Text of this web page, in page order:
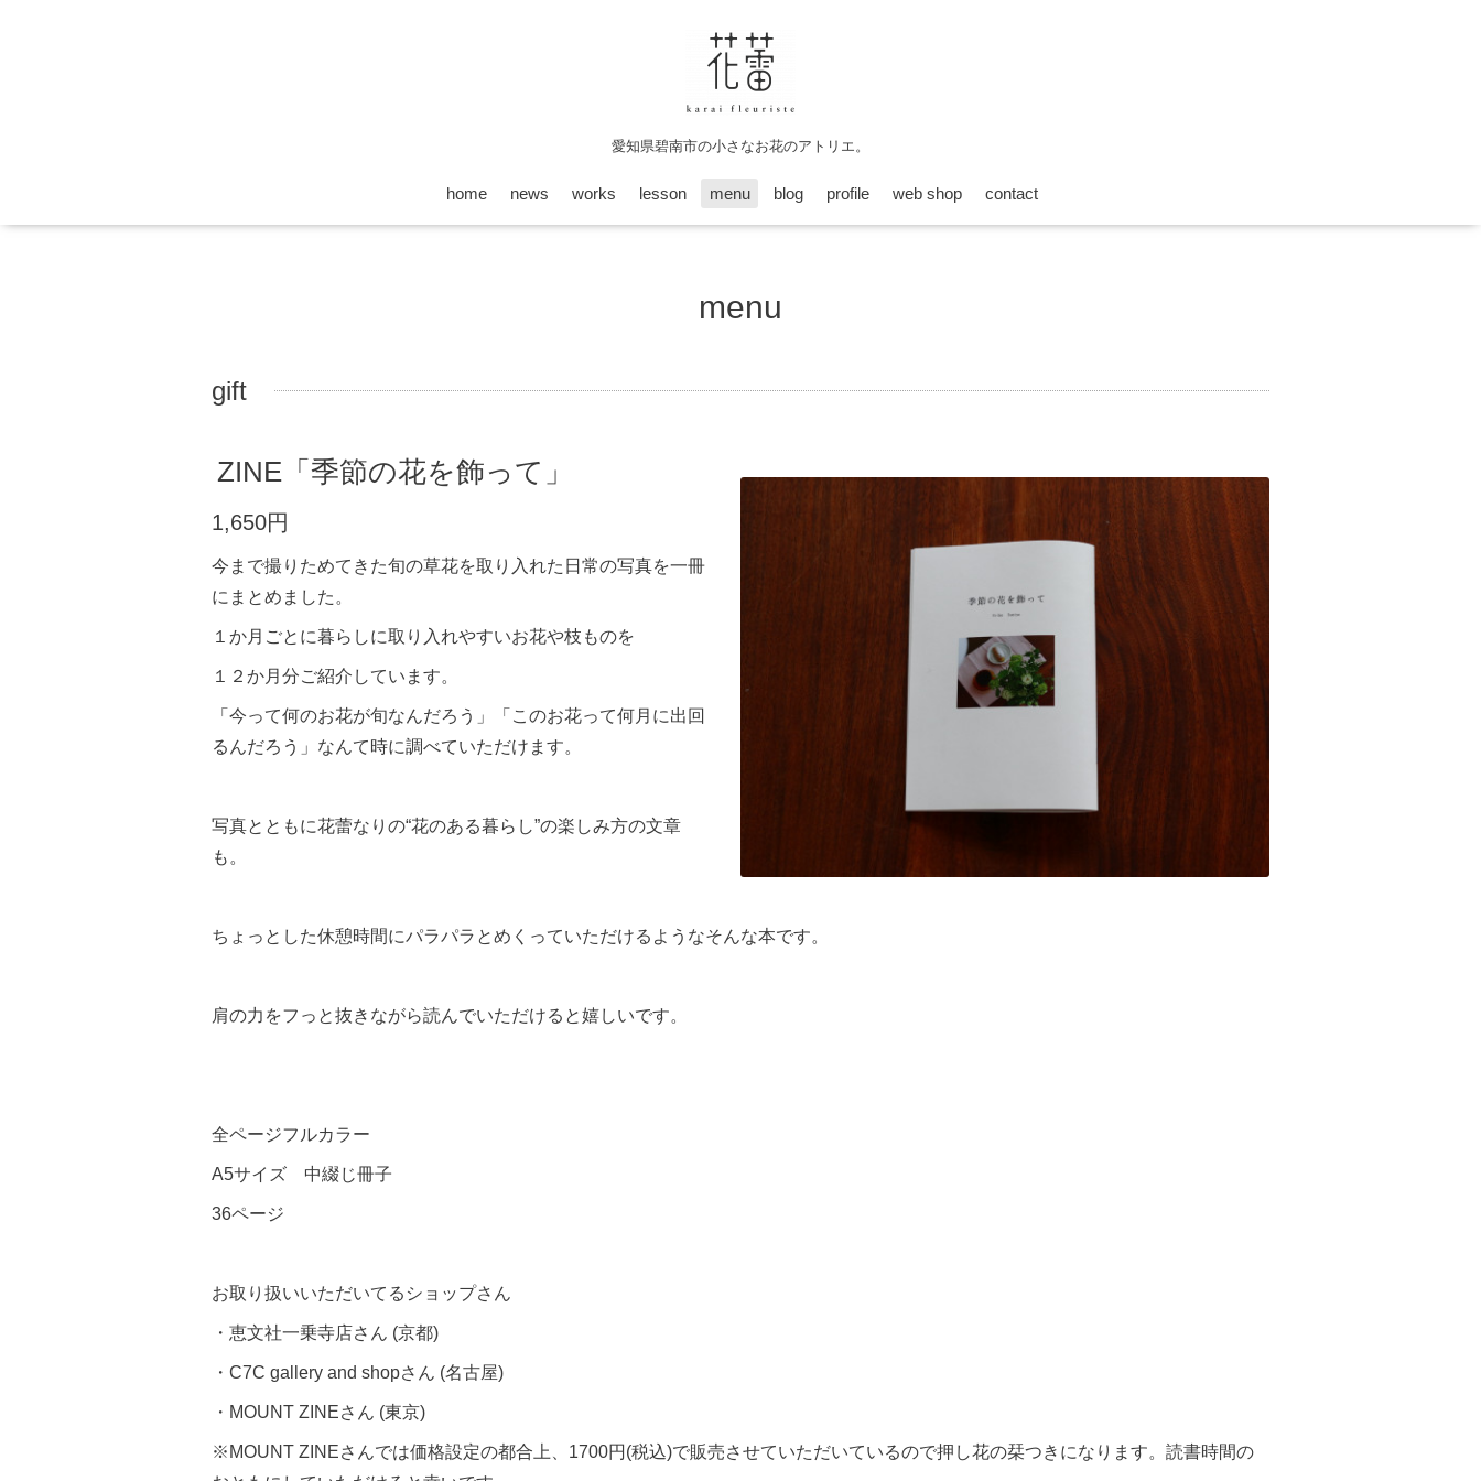
愛知県碧南市の小さなお花のアトリエ。
home news works lesson menu blog profile web shop contact
menu
gift
ZINE「季節の花を飾って」
1,650円
今まで撮りためてきた旬の草花を取り入れた日常の写真を一冊
にまとめました。
１か月ごとに暮らしに取り入れやすいお花や枝ものを
１２か月分ご紹介しています。
「今って何のお花が旬なんだろう」「このお花って何月に出回
るんだろう」なんて時に調べていただけます。
写真とともに花蕾なりの“花のある暮らし”の楽しみ方の文章
も。
ちょっとした休憩時間にパラパラとめくっていただけるようなそんな本です。
肩の力をフっと抜きながら読んでいただけると嬉しいです。
全ページフルカラー
A5サイズ 中綴じ冊子
36ページ
お取り扱いいただいてるショップさん
・ 恵文社一乗寺店さん (京都)
・ C7C gallery and shopさん (名古屋)
・ MOUNT ZINEさん (東京)
※MOUNT ZINEさんでは価格設定の都合上、1700円(税込)で販売させていただいているので押し花の栞つきになります。読書時間の